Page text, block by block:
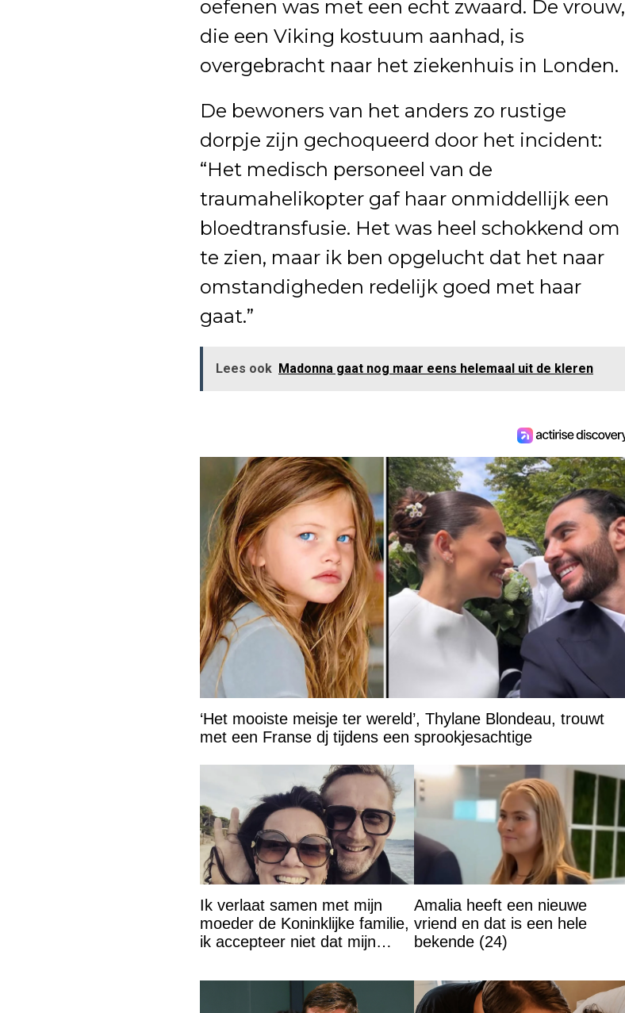
oefenen was met een echt zwaard. De vrouw,
die een Viking kostuum aanhad, is
overgebracht naar het ziekenhuis in Londen.
De bewoners van het anders zo rustige
dorpje zijn gechoqueerd door het incident:
“Het medisch personeel van de
traumahelikopter gaf haar onmiddellijk een
bloedtransfusie. Het was heel schokkend om
te zien, maar ik ben opgelucht dat het naar
omstandigheden redelijk goed met haar
gaat.”
Lees ook Madonna gaat nog maar eens helemaal uit de kleren
‘Het mooiste meisje ter wereld’, Thylane Blondeau, trouwt
met een Franse dj tijdens een sprookjesachtige
Ik verlaat samen met mijn
moeder de Koninklijke familie,
ik accepteer niet dat mijn
Amalia heeft een nieuwe
vriend en dat is een hele
bekende (24)